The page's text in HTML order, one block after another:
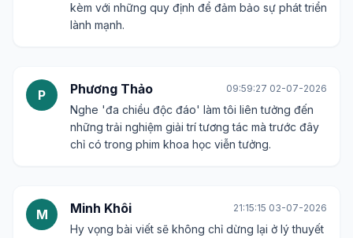
kèm với những quy định để đảm bảo sự phát triển
lành mạnh.
P Phương Thảo 09:59:27 02-07-2026
Nghe 'đa chiều độc đáo' làm tôi liên tưởng đến
những trải nghiệm giải trí tương tác mà trước đây
chỉ có trong phim khoa học viễn tưởng.
M Minh Khôi 21:15:15 03-07-2026
Hy vọng bài viết sẽ không chỉ dừng lại ở lý thuyết